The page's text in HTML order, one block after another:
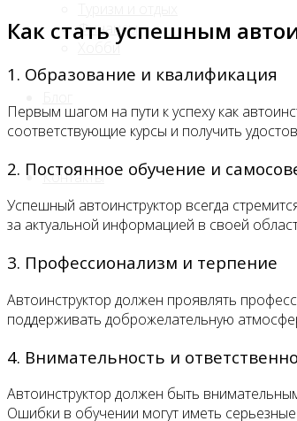
Финансы
Хобби
Контакты
Как стать успешным
1. Образование и квалификация
Первым шагом на пути к успеху как
соответствующие курсы и получить
2. Постоянное обучение и
Успешный автоинструктор всегда
за актуальной информацией в своей
3. Профессионализм и терпение
Автоинструктор должен проявлять
поддерживать доброжелательную
4. Внимательность и
Автоинструктор должен быть
Ошибки в обучении могут иметь серьезные